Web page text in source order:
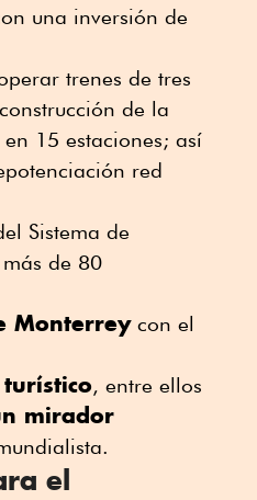
una inversión de
trenes de tres
de la
15 estaciones; así
red
Sistema de
de 80
Monterreycon el
, entre ellos
mirador
el